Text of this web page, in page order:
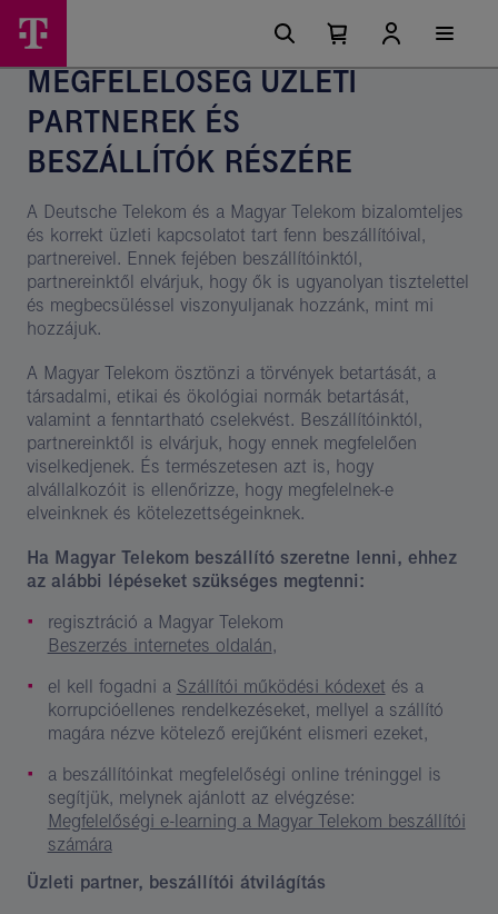
Megfelelőség
üzleti
partnerek
és
beszállítók
Főmenü
lehetőségek
Kosárban
elemek
száma
Kosár
MEGFELELŐSÉG ÜZLETI
PARTNEREK ÉS
BESZÁLLÍTÓK RÉSZÉRE
A Deutsche Telekom és a Magyar Telekom bizalomteljes
és korrekt üzleti kapcsolatot tart fenn beszállítóival,
partnereivel. Ennek fejében beszállítóinktól,
partnereinktől elvárjuk, hogy ők is ugyanolyan tisztelettel
és megbecsüléssel viszonyuljanak hozzánk, mint mi
hozzájuk.
A Magyar Telekom ösztönzi a törvények betartását, a
társadalmi, etikai és ökológiai normák betartását,
valamint a fenntartható cselekvést. Beszállítóinktól,
partnereinktől is elvárjuk, hogy ennek megfelelően
viselkedjenek. És természetesen azt is, hogy
alvállalkozóit is ellenőrizze, hogy megfelelnek-e
elveinknek és kötelezettségeinknek.
Ha Magyar Telekom beszállító szeretne lenni, ehhez
az alábbi lépéseket szükséges megtenni:
regisztráció a Magyar Telekom
Beszerzés internetes oldalán,
el kell fogadni a Szállítói működési kódexet és a
korrupcióellenes rendelkezéseket, mellyel a szállító
magára nézve kötelező erejűként elismeri ezeket,
a beszállítóinkat megfelelőségi online tréninggel is
segítjük, melynek ajánlott az elvégzése:
Megfelelőségi e-learning a Magyar Telekom beszállítói
számára
Üzleti partner, beszállítói átvilágítás